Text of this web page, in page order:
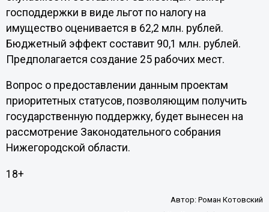
господдержки в виде льгот по налогу на
имущество оценивается в 62,2 млн. рублей.
Бюджетный эффект составит 90,1 млн. рублей.
Предполагается создание 25 рабочих мест.
Вопрос о предоставлении данным проектам
приоритетных статусов, позволяющим получить
государственную поддержку, будет вынесен на
рассмотрение Законодательного собрания
Нижегородской области.
18+
Автор:Роман Котовский